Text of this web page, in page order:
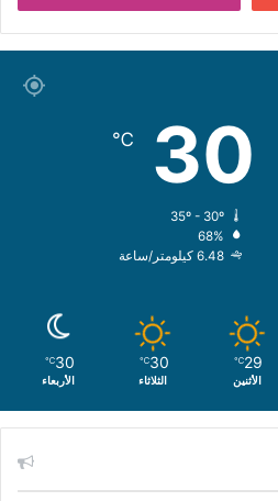
30
℃
68%
6.48 كيلومتر/ساعة
29
℃
الأثنين
30
℃
الثلاثاء
30
℃
الأربعاء